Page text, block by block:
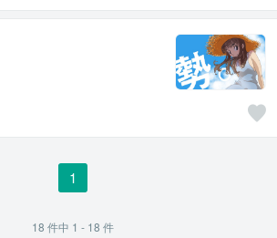
1
18 件中 1 - 18 件